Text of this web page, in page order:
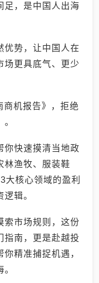
足，是中国人出海
优势，让中国人在
场更具底气、更少
机报告》，拒绝
你快速摸清当地政
林渔牧、服装鞋
大核心领域的盈利
辑。
索市场规则，这份
指南，更是赴越投
精准捕捉机遇，